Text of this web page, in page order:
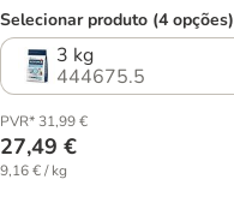
Selecionar produto (4 opções)
3 kg
444675.5
PVR* 31,99 €
27,49 €
9,16 € / kg